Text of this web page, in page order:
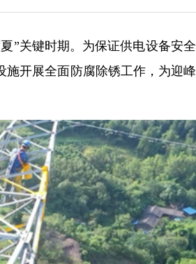
”关键时期。为保证供电设备安
开展全面防腐除锈工作，为迎